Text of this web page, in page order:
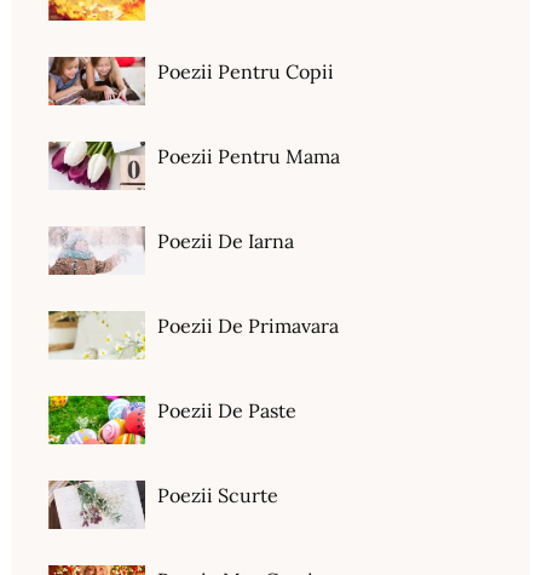
Poezii Pentru Copii
Poezii Pentru Mama
Poezii De Iarna
Poezii De Primavara
Poezii De Paste
Poezii Scurte